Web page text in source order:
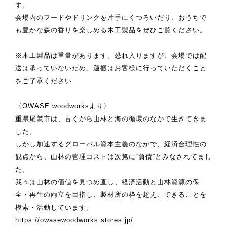
す。
会場内のフードやドリンクを片手にくつろいだり、おうちで
も豊かな森の香りを楽しめる木工製品をぜひご覧ください。
※木工製品は重量があります。恐れ入りますが、会場では配
送は承っていないため、運搬はお客様に行っていただくこと
をご了承ください
〈OWASE woodworksより〉
重県尾鷲市は、古くから山林と海の循環のなかで生きてきま
した。
しかし加速するグローバル資本主義のなかで、経済合理性の
観点から、山林の管理コストは次第に“負債”とみなされてまし
た。
我々は山林の価値を見つめ直し、経済活動と山林資源の保
全・再生の両立を目指し、製材所の枠を超え、できることを
模索・活動しています。
https://owasewoodworks.stores.jp/